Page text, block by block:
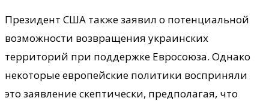
Президент США также заявил о потенциальной
возможности возвращения украинских
территорий при поддержке Евросоюза. Однако
некоторые европейские политики восприняли
это заявление скептически, предполагая, что